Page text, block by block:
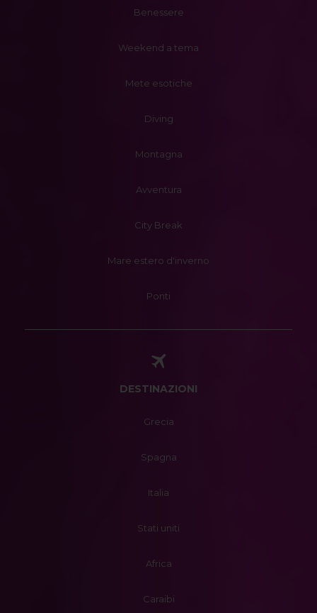
Benessere
Weekend a tema
Mete esotiche
Diving
Montagna
Avventura
City Break
Mare estero d'inverno
Ponti
DESTINAZIONI
Grecia
Spagna
Italia
Stati uniti
Africa
Caraibi